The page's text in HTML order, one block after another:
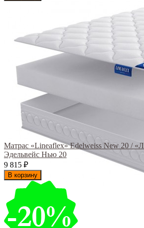
Матрас «Lineaflex» Edelweiss New 20 /
Эдельвейс Нью 20
9 815 ₽
В корзину